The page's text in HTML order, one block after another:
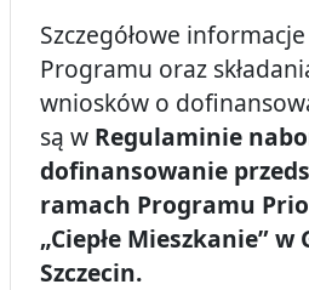
Szczegółowe
Programu oraz
wniosków o
są w Regulaminie
dofinansowanie
ramach Programu
„Ciepłe Mieszkanie”
Szczecin.